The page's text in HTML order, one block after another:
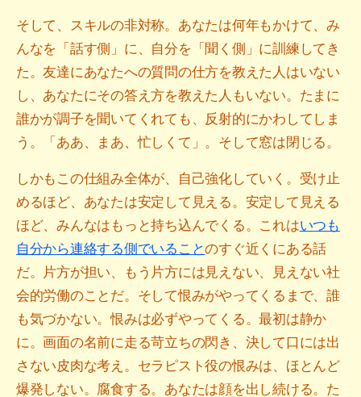
そして、スキルの非対称。あなたは何年もかけて、み
んなを「話す側」に、自分を「聞く側」に訓練してき
た。友達にあなたへの質問の仕方を教えた人はいない
し、あなたにその答え方を教えた人もいない。たまに
誰かが調子を聞いてくれても、反射的にかわしてしま
う。「ああ、まあ、忙しくて」。そして窓は閉じる。
しかもこの仕組み全体が、自己強化していく。受け止
めるほど、あなたは安定して見える。安定して見える
ほど、みんなはもっと持ち込んでくる。これはいつも
自分から連絡する側でいることのすぐ近くにある話
だ。片方が担い、もう片方には見えない、見えない社
会的労働のことだ。そして恨みがやってくるまで、誰
も気づかない。恨みは必ずやってくる。最初は静か
に。画面の名前に走る苛立ちの閃き、決して口には出
さない皮肉な考え。セラピスト役の恨みは、ほとんど
爆発しない。腐食する。あなたは顔を出し続ける。た